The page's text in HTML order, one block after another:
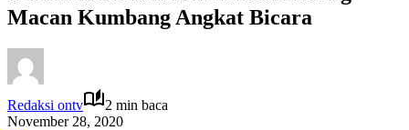
Macan Kumbang Angkat Bicara
Redaksi ontv
2 min baca
November 28, 2020